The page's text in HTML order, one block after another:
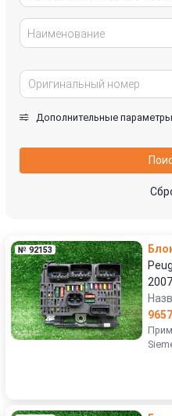
Наименование
Дополнительные параметры
№ 92153
2007